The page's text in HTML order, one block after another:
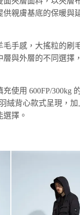
親膚基底的保暖與
手感，大搖粒的刷
與外層的不同選擇
使用 600FP/300kg
絨背心款式呈現，
擇。